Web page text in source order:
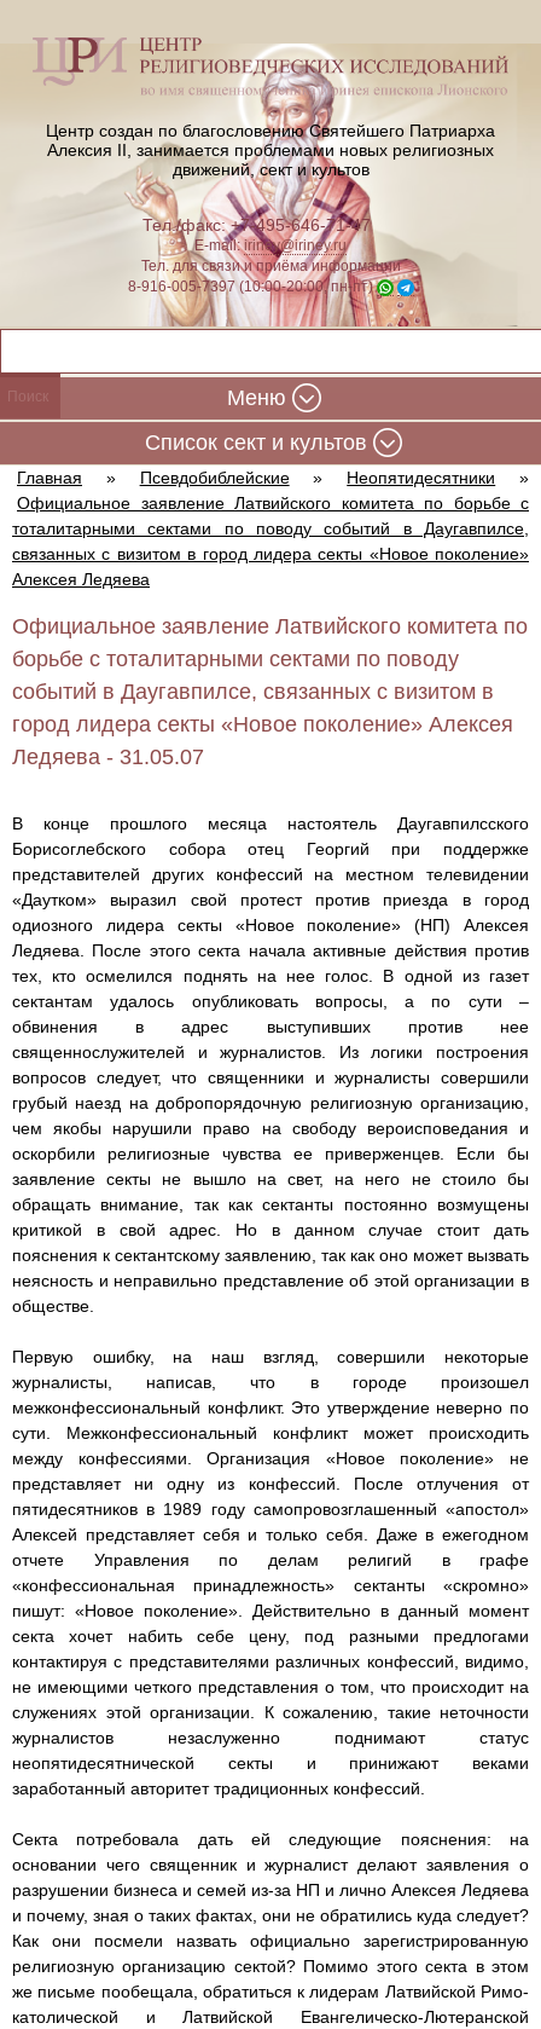
Центр создан по благословению Святейшего Патриарха
Алексия II, занимается проблемами новых религиозных
движений, сект и культов
Тел./факс: +7-495-646-71-47
E-mail:iriney@iriney.ru
Тел. для связи и приёма информации
8-916-005-7397 (10:00-20:00, пн-пт)
Меню
Cписок сект и культов
Главная » Псевдобиблейские » Неопятидесятники
»
Официальное заявление Латвийского комитета по борьбе с
тоталитарными сектами по поводу событий в Даугавпилсе,
связанных с визитом в город лидера секты «Новое поколение»
Алексея Ледяева
Официальное заявление Латвийского комитета по
борьбе с тоталитарными сектами по поводу
событий в Даугавпилсе, связанных с визитом в
город лидера секты «Новое поколение» Алексея
Ледяева - 31.05.07
В конце прошлого месяца настоятель Даугавпилсcкого
Борисоглебского собора отец Георгий при поддержке
представителей других конфессий на местном телевидении
«Даутком» выразил свой протест против приезда в город
одиозного лидера секты «Новое поколение» (НП) Алексея
Ледяева. После этого секта начала активные действия против
тех, кто осмелился поднять на нее голос. В одной из газет
сектантам удалось опубликовать вопросы, а по сути –
обвинения в адрес выступивших против нее
священнослужителей и журналистов. Из логики построения
вопросов следует, что священники и журналисты совершили
грубый наезд на добропорядочную религиозную организацию,
чем якобы нарушили право на свободу вероисповедания и
оскорбили религиозные чувства ее приверженцев. Если бы
заявление секты не вышло на свет, на него не стоило бы
обращать внимание, так как сектанты постоянно возмущены
критикой в свой адрес. Но в данном случае стоит дать
пояснения к сектантскому заявлению, так как оно может вызвать
неясность и неправильно представление об этой организации в
обществе.
Первую ошибку, на наш взгляд, совершили некоторые
журналисты, написав, что в городе произошел
межконфессиональный конфликт. Это утверждение неверно по
сути. Межконфессиональный конфликт может происходить
между конфессиями. Организация «Новое поколение» не
представляет ни одну из конфессий. После отлучения от
пятидесятников в 1989 году самопровозглашенный «апостол»
Алексей представляет себя и только себя. Даже в ежегодном
отчете Управления по делам религий в графе
«конфессиональная принадлежность» сектанты «скромно»
пишут: «Новое поколение». Действительно в данный момент
секта хочет набить себе цену, под разными предлогами
контактируя с представителями различных конфессий, видимо,
не имеющими четкого представления о том, что происходит на
служениях этой организации. К сожалению, такие неточности
журналистов незаслуженно поднимают статус
неопятидесятнической секты и принижают веками
заработанный авторитет традиционных конфессий.
Секта потребовала дать ей следующие пояснения: на
основании чего священник и журналист делают заявления о
разрушении бизнеса и семей из-за НП и лично Алексея Ледяева
и почему, зная о таких фактах, они не обратились куда следует?
Как они посмели назвать официально зарегистрированную
религиозную организацию сектой? Помимо этого секта в этом
же письме пообещала, обратиться к лидерам Латвийской Римо-
католической и Латвийской Евангелическо-Лютеранской